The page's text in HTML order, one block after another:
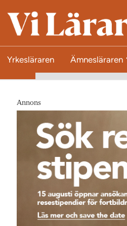
T
l
l
Yrkesläraren Ämnesläraren
Annons